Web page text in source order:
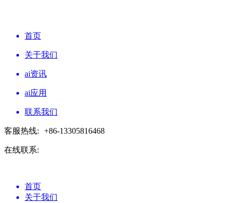
首页
关于我们
ai资讯
ai应用
联系我们
客服热线: +86-13305816468
在线联系:
首页
关于我们